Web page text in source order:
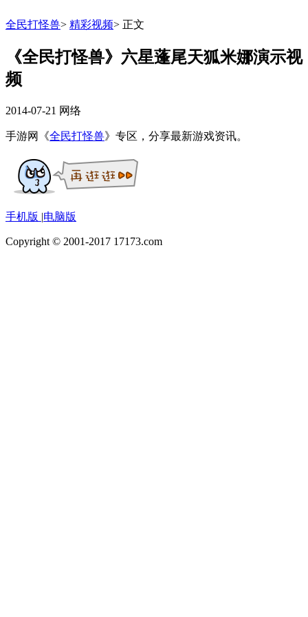
全民打怪兽> 精彩视频> 正文
《全民打怪兽》六星蓬尾天狐米娜演示视
频
2014-07-21 网络
手游网《全民打怪兽》专区，分享最新游戏资讯。
手机版 |电脑版
Copyright © 2001-2017 17173.com